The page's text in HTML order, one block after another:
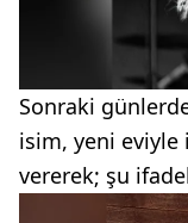
Sonraki
isim, yeni eviyle
vererek; şu